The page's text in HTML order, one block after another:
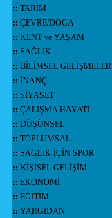
:: TARIM
:: ÇEVRE/DOGA
:: KENT ve YAŞAM
:: SAĞLIK
:: BİLİMSEL GELİŞMELER
:: İNANÇ
:: SİYASET
:: ÇALIŞMA HAYATI
:: DÜŞÜNSEL
:: TOPLUMSAL
:: SAGLIK İÇİN SPOR
:: KİŞİSEL GELİŞİM
:: EKONOMİ
:: EGİTİM
:: YARGIDAN